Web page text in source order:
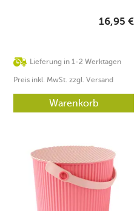
Lieferung in 1-2 Werktagen
16,95 €
Preis inkl. MwSt. zzgl. Versand
Warenkorb